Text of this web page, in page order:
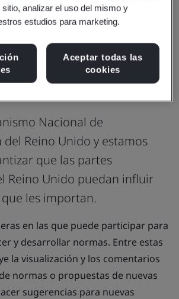
a desarrollar normas
conocimiento y
Nacional de
Reino Unido y estamos
que las partes
Reino Unido puedan influir
les importan.
en las que puede participar para
y desarrollar normas. Entre estas
la visualización y los comentarios
normas o propuestas de nuevas
sugerencias para nuevas
sitio, analizar el uso del mismo y
estudios para marketing.
Aceptar todas las
cookies